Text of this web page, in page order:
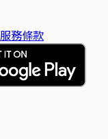
服務條款